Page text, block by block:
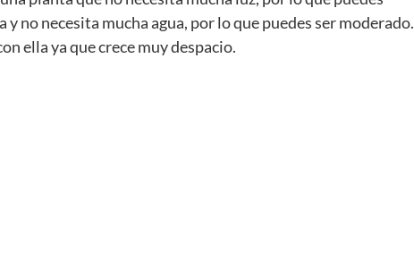
no necesita mucha agua, por lo que puedes ser moderado.
ella ya que crece muy despacio.